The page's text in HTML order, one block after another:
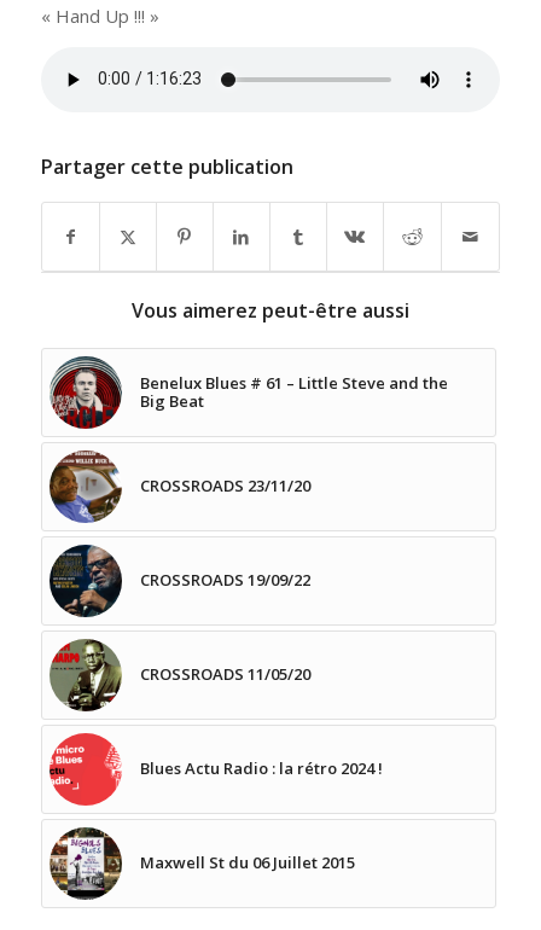
« Hand Up !!! »
Partager cette publication
Vous aimerez peut-être aussi
Benelux Blues # 61 – Little Steve and the
Big Beat
CROSSROADS 23/11/20
CROSSROADS 19/09/22
CROSSROADS 11/05/20
Blues Actu Radio : la rétro 2024 !
Maxwell St du 06 Juillet 2015